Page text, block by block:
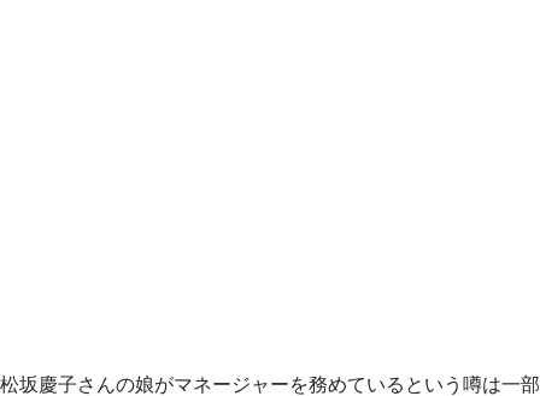
松坂慶子さんの娘がマネージャーを務めているという噂は一部